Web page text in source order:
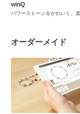
winQ
パワーストーンをかわいく、
オーダーメイド